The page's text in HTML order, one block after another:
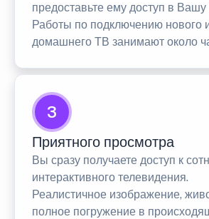
предоставьте ему доступ в Вашу
Работы по подключению нового
домашнего ТВ занимают около
3
Приятного просмотра
Вы сразу получаете доступ к
интерактивного телевидения.
Реалистичное изображение,
полное погружение в